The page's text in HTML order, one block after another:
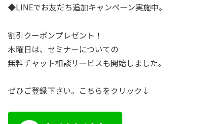
◆LINEでお友だち追加キャンペーン実施中。
割引クーポンプレゼント！
木曜日は、セミナーについての
無料チャット相談サービスも開始しました。
ぜひご登録下さい。こちらをクリック↓